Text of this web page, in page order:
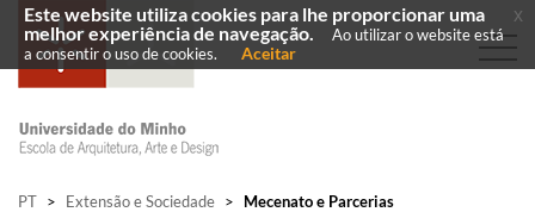
PT > Extensão e Sociedade > Mecenato e Parcerias
Este website utiliza cookies para lhe proporcionar uma
melhor experiência de navegação.
Ao utilizar o website está
a consentir o uso de cookies.
Aceitar
x